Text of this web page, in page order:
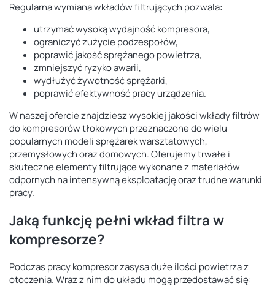
Regularna wymiana wkładów filtrujących pozwala:
utrzymać wysoką wydajność kompresora,
ograniczyć zużycie podzespołów,
poprawić jakość sprężanego powietrza,
zmniejszyć ryzyko awarii,
wydłużyć żywotność sprężarki,
poprawić efektywność pracy urządzenia.
W naszej ofercie znajdziesz wysokiej jakości wkłady filtrów
do kompresorów tłokowych przeznaczone do wielu
popularnych modeli sprężarek warsztatowych,
przemysłowych oraz domowych. Oferujemy trwałe i
skuteczne elementy filtrujące wykonane z materiałów
odpornych na intensywną eksploatację oraz trudne warunki
pracy.
Jaką funkcję pełni wkład filtra w
kompresorze?
Podczas pracy kompresor zasysa duże ilości powietrza z
otoczenia. Wraz z nim do układu mogą przedostawać się: